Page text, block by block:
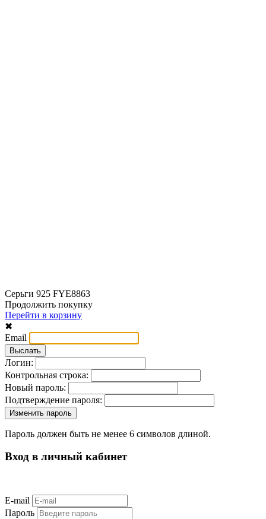
Серьги 925 FYE8863
Продолжить покупку
Перейти в корзину
✖
Email
Логин:
Контрольная строка:
Новый пароль:
Подтверждение пароля:
Пароль должен быть не менее 6 символов длиной.
Вход в личный кабинет
E-mail
Пароль